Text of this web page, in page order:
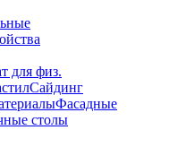
для физ.
Сайдинг
Фасадные
столы